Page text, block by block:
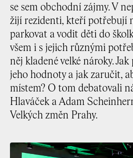
se sem obchodní zájmy. V
žijí rezidenti, kteří potřebují
parkovat a vodit děti do
všem i s jejich různými
něj kladené velké nároky.
jeho hodnoty a jak zaručit,
místem? O tom debatovali
Hlaváček a Adam
Velkých změn Prahy.